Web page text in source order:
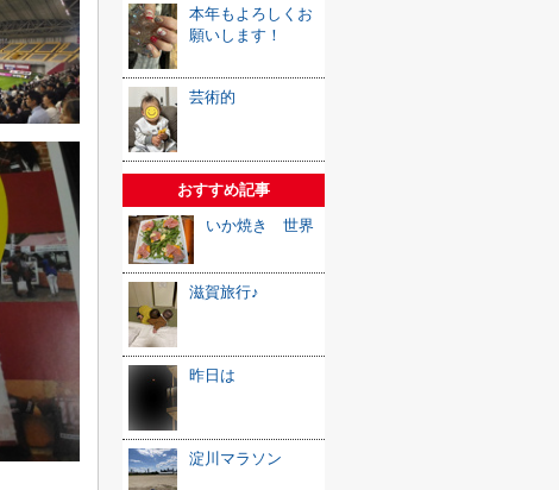
本年もよろしくお
願いします！
芸術的
おすすめ記事
いか焼き 世界
滋賀旅行♪
昨日は
淀川マラソン